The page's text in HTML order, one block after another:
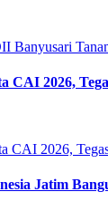
CAI 2026,
Jatim